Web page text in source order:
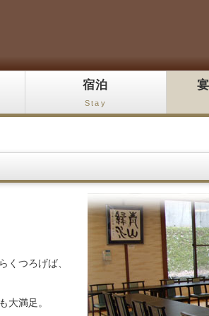
宿泊
Stay
くつろげば、
大満足。